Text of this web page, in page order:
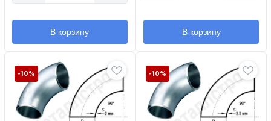
В корзину В корзину
-10% -10%